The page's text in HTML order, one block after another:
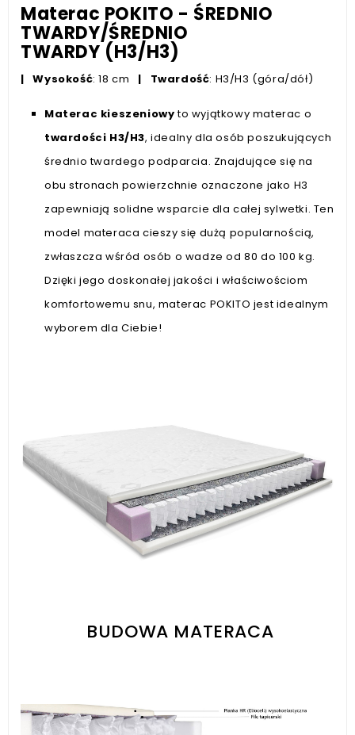
Materac POKITO - ŚREDNIO
TWARDY/ŚREDNIO
TWARDY (H3/H3)
| Wysokość: 18 cm | Twardość: H3/H3 (góra/dół)
Materac kieszeniowyto wyjątkowy materac o
twardości H3/H3, idealny dla osób poszukujących
średnio twardego podparcia. Znajdujące się na
obu stronach powierzchnie oznaczone jako H3
zapewniają solidne wsparcie dla całej sylwetki. Ten
model materaca cieszy się dużą popularnością,
zwłaszcza wśród osób o wadze od 80 do 100 kg.
Dzięki jego doskonałej jakości i właściwościom
komfortowemu snu, materac POKITO jest idealnym
wyborem dla Ciebie!
BUDOWA MATERACA